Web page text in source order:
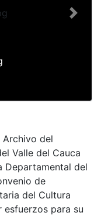
Next
Archivo del
Valle del Cauca
Departamental del
de
del Cultura
esfuerzos para su